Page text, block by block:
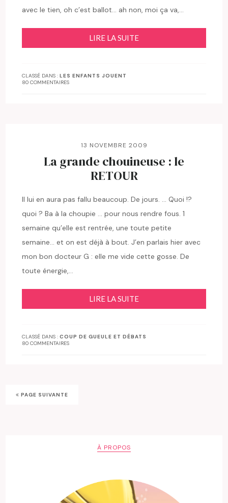
avec le tien, oh c’est ballot… ah non, moi ça va,…
LIRE LA SUITE
CLASSÉ DANS :LES ENFANTS JOUENT
80 COMMENTAIRES
13 NOVEMBRE 2009
La grande chouineuse : le
RETOUR
Il lui en aura pas fallu beaucoup. De jours. … Quoi !?
quoi ? Ba à la choupie … pour nous rendre fous. 1
semaine qu’elle est rentrée, une toute petite
semaine… et on est déjà à bout. J’en parlais hier avec
mon bon docteur G : elle me vide cette gosse. De
toute énergie,…
LIRE LA SUITE
CLASSÉ DANS :COUP DE GUEULE ET DÉBATS
80 COMMENTAIRES
PAGE SUIVANTE
À PROPOS